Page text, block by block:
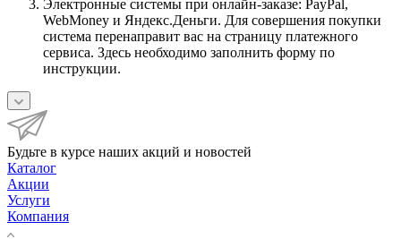
Электронные системы при онлайн-заказе: PayPal,
WebMoney и Яндекс.Деньги. Для совершения покупки
система перенаправит вас на страницу платежного
сервиса. Здесь необходимо заполнить форму по
инструкции.
Будьте в курсе наших акций и новостей
Каталог
Акции
Услуги
Компания